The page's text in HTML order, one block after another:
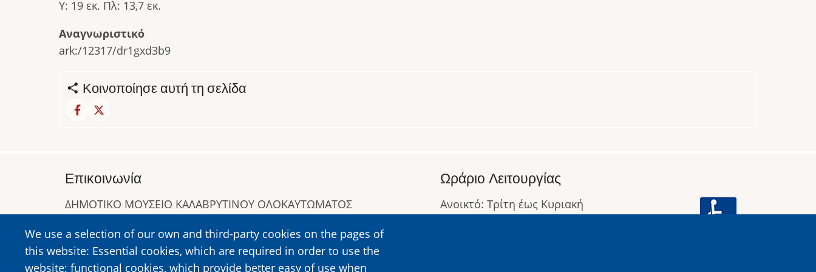
Υ: 19 εκ. Πλ: 13,7 εκ.
Αναγνωριστικό
ark:/12317/dr1gxd3b9
Κοινοποίησε αυτή τη σελίδα
We use a selection of our own and third-party cookies on the pages of
this website: Essential cookies, which are required in order to use the
website; functional cookies, which provide better easy of use when
Επικοινωνία
ΔΗΜΟΤΙΚΟ ΜΟΥΣΕΙΟ ΚΑΛΑΒΡΥΤΙΝΟΥ ΟΛΟΚΑΥΤΩΜΑΤΟΣ
Τηλ:2692023646, 2692360220
https://www.dmko.gr || info@dmko.gr
Ωράριο Λειτουργίας
Ανοικτό: Τρίτη έως Κυριακή